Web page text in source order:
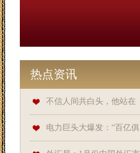
热点资讯
不信人间共白头，他站在
门口。薄星野沈时穗在线阅读_
电力巨头大爆发：“百亿俱